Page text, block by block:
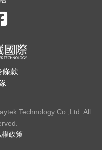
條款
Technology Co.,Ltd. All
權政策